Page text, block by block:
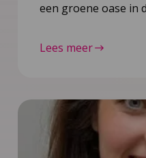
een groene oase in
Lees meer